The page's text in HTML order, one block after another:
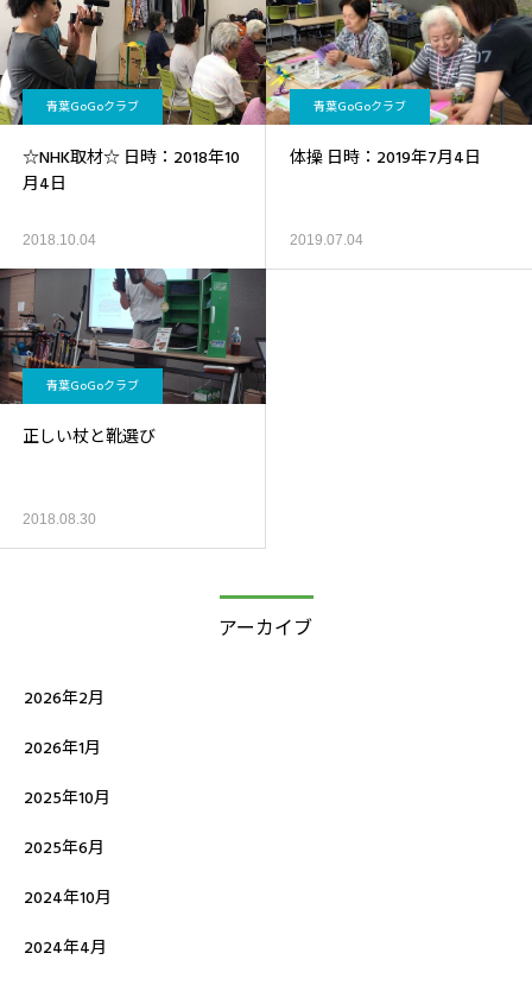
青葉GoGoクラブ
☆NHK取材☆ 日時：2018年10
月4日
2018.10.04
青葉GoGoクラブ
体操 日時：2019年7月4日
2019.07.04
青葉GoGoクラブ
正しい杖と靴選び
2018.08.30
アーカイブ
2026年2月
2026年1月
2025年10月
2025年6月
2024年10月
2024年4月